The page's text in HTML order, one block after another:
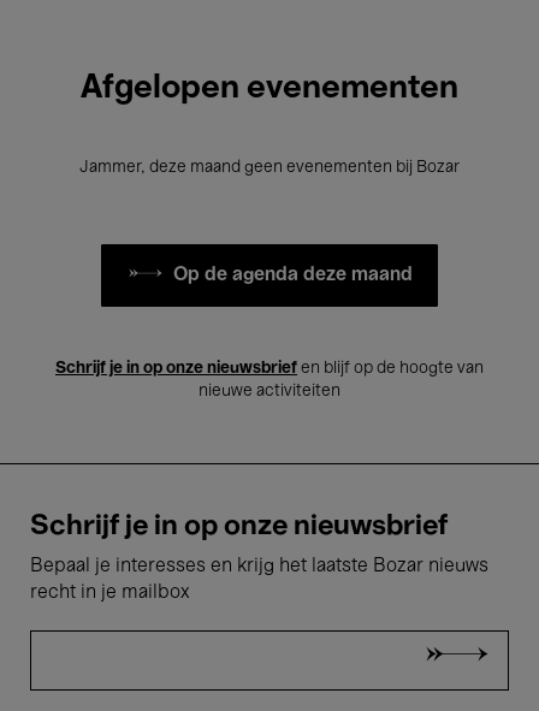
Afgelopen evenementen
Jammer, deze maand geen evenementen bij Bozar
Op de agenda deze maand
Schrijf je in op onze nieuwsbrief en blijf op de hoogte van
nieuwe activiteiten
Schrijf je in op onze nieuwsbrief
Bepaal je interesses en krijg het laatste Bozar nieuws
recht in je mailbox